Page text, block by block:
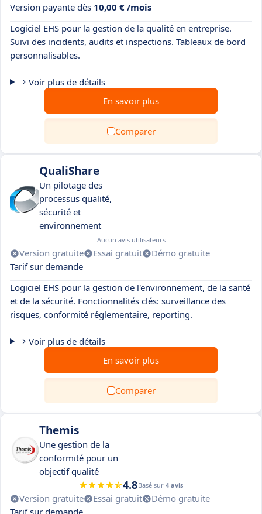
Version payante dès 10,00 € /mois
Logiciel EHS pour la gestion de la qualité en entreprise.
Suivi des incidents, audits et inspections. Tableaux de bord
personnalisables.
Voir plus de détails
En savoir plus
Comparer
QualiShare
Un pilotage des
processus qualité,
sécurité et
environnement
Aucun avis utilisateurs
Version gratuite Essai gratuit
Démo gratuite
Tarif sur demande
Logiciel EHS pour la gestion de l'environnement, de la santé
et de la sécurité. Fonctionnalités clés: surveillance des
risques, conformité réglementaire, reporting.
Voir plus de détails
En savoir plus
Comparer
Themis
Une gestion de la
conformité pour un
objectif qualité
4.8Basé sur 4 avis
Version gratuite Essai gratuit
Démo gratuite
Tarif sur demande